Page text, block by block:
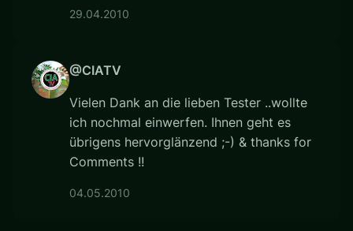
29.04.2010
@CIATV
Vielen Dank an die lieben Tester ..wollte
ich nochmal einwerfen. Ihnen geht es
übrigens hervorglänzend ;-) & thanks for
Comments !!
04.05.2010